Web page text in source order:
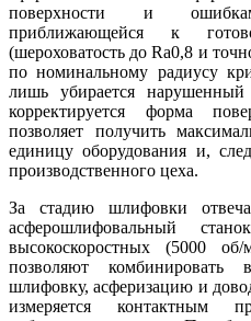
поверхности и
приближающейся к
(шероховатость до Ra0,8 и
по номинальному радиусу
лишь убирается
корректируется форма
позволяет получить
единицу оборудования и,
производственного цеха.
За стадию шлифовки
асферошлифовальный
высокоскоростных (5000
позволяют
шлифовку, асферизацию и
измеряется контактным